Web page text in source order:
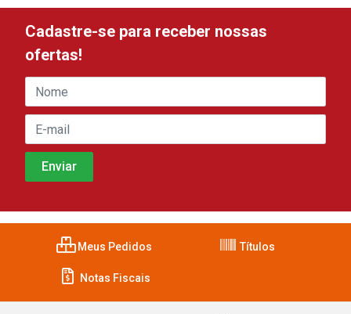
Cadastre-se para receber nossas
ofertas!
Meus Pedidos Títulos
Notas Fiscais